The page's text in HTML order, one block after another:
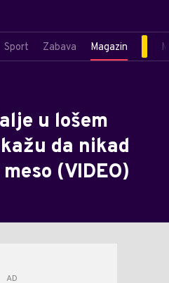
Sport Zabava Magazin
u lošem
da nikad
(VIDEO)